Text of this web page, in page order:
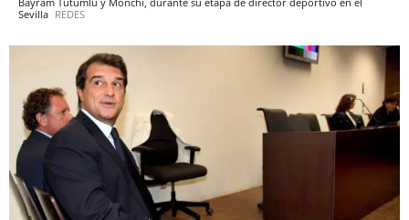
Sevilla REDES